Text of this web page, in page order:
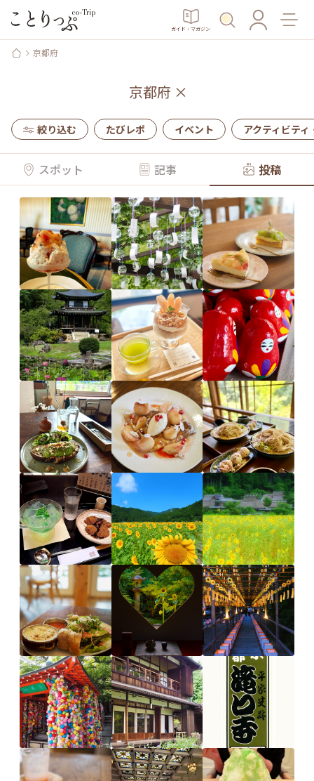
ガイド・マガジン
京都府
京都府 ×
絞り込む たびレポ イベント アクティビティ
スポット 記事 投稿